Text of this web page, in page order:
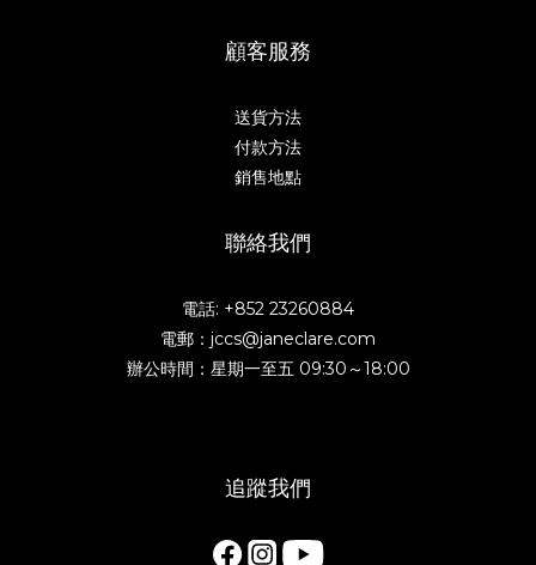
顧客服務
送貨方法
付款方法
銷售地點
聯絡我們
電話: +852 23260884
電郵：jccs@janeclare.com
辦公時間：星期一至五 09:30～18:00
追蹤我們